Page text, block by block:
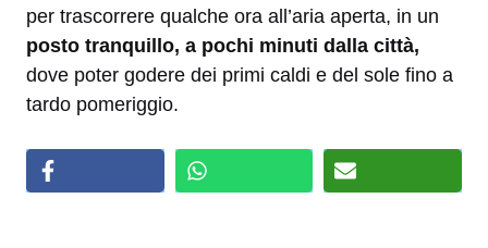
per trascorrere qualche ora all’aria aperta, in un
posto tranquillo, a pochi minuti dalla città,
dove poter godere dei primi caldi e del sole fino a
tardo pomeriggio.